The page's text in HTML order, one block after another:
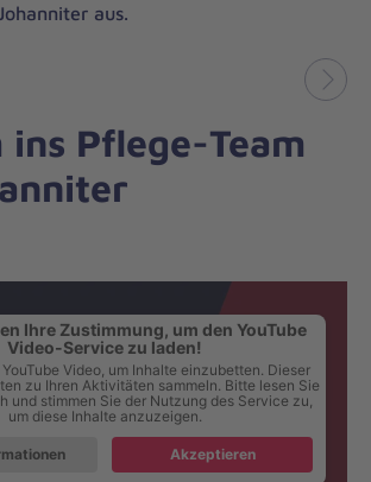
aus.
ins Pflege-Team
Ihre Zustimmung, um den YouTube
Video-Service zu laden!
Video, um Inhalte einzubetten. Dieser
zu Ihren Aktivitäten sammeln. Bitte lesen Sie
und stimmen Sie der Nutzung des Service zu,
um diese Inhalte anzuzeigen.
Akzeptieren